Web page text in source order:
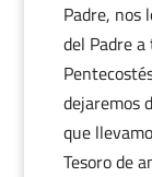
Padre, nos
del Padre
dejaremos
que
Tesoro de